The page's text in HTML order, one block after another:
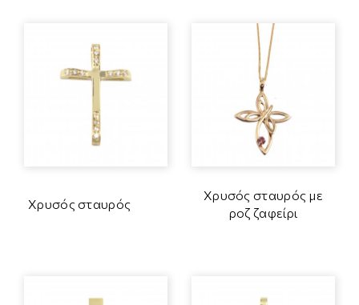
Χρυσός σταυρός
Χρυσός σταυρός με
ροζ ζαφείρι